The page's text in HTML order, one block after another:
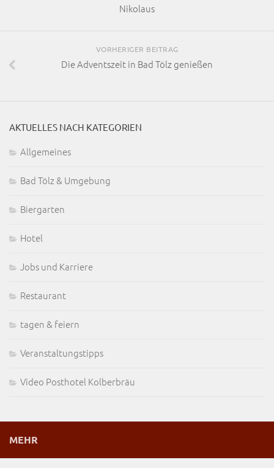
Nikolaus
VORHERIGER BEITRAG
Die Adventszeit in Bad Tölz genießen
AKTUELLES NACH KATEGORIEN
Allgemeines
Bad Tölz & Umgebung
Biergarten
Hotel
Jobs und Karriere
Restaurant
tagen & feiern
Veranstaltungstipps
Video Posthotel Kolberbräu
MEHR